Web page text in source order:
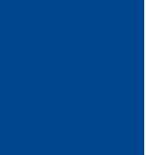
(bar)
(mm)